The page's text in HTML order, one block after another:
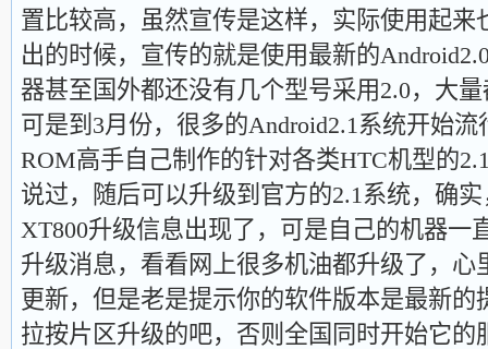
置比较高，虽然宣传是这样，实际使用起来
出的时候，宣传的就是使用最新的
器甚至国外都还没有几个型号采用2.0，大
可是到3月份，很多的Android2.1系统开始
ROM高手自己制作的针对各类HTC机型的
说过，随后可以升级到官方的2.1系统，确
XT800升级信息出现了，可是自己的机器一
升级消息，看看网上很多机油都升级了，心
更新，但是老是提示你的软件版本是最新的
拉按片区升级的吧，否则全国同时开始它的